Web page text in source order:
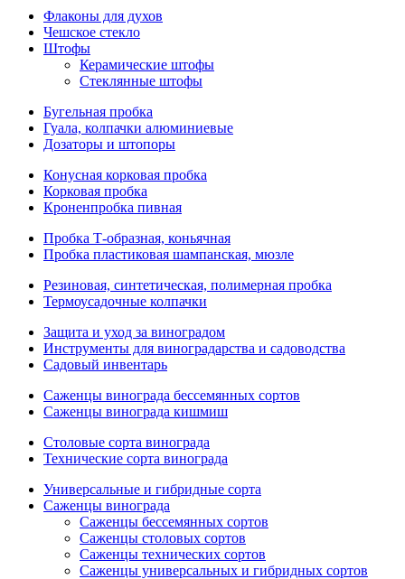
Флаконы для духов
Чешское стекло
Штофы
Керамические штофы
Стеклянные штофы
Бугельная пробка
Гуала, колпачки алюминиевые
Дозаторы и штопоры
Конусная корковая пробка
Корковая пробка
Кроненпробка пивная
Пробка Т-образная, коньячная
Пробка пластиковая шампанская, мюзле
Резиновая, синтетическая, полимерная пробка
Термоусадочные колпачки
Защита и уход за виноградом
Инструменты для виноградарства и садоводства
Садовый инвентарь
Саженцы винограда бессемянных сортов
Саженцы винограда кишмиш
Столовые сорта винограда
Технические сорта винограда
Универсальные и гибридные сорта
Саженцы винограда
Саженцы бессемянных сортов
Саженцы столовых сортов
Саженцы технических сортов
Саженцы универсальных и гибридных сортов